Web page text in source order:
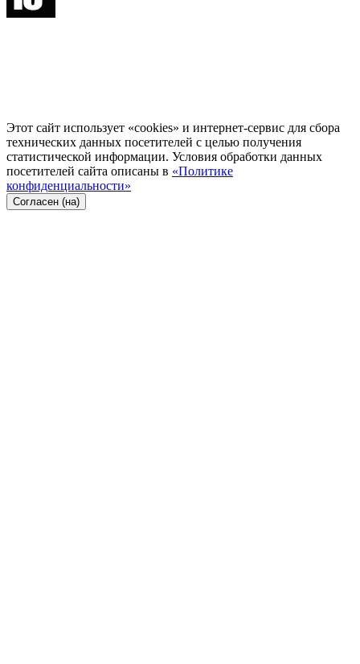
Этот сайт использует «cookies» и интернет-сервис для сбора
технических данных посетителей с целью получения
статистической информации. Условия обработки данных
посетителей сайта описаны в «Политике
конфиденциальности»
Согласен (на)